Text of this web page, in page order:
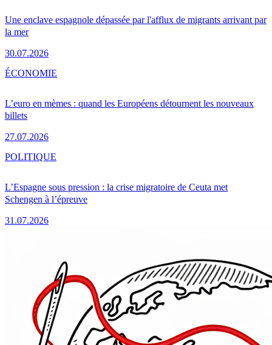
Une enclave espagnole dépassée par l'afflux de migrants arrivant par
la mer
30.07.2026
L’euro en mèmes : quand les Européens détournent les nouveaux
billets
27.07.2026
ÉCONOMIE
L’Espagne sous pression : la crise migratoire de Ceuta met
Schengen à l’épreuve
31.07.2026
POLITIQUE